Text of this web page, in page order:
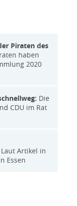
Piraten des
haben
2020
Die
CDU im Rat
Laut Artikel in
Essen